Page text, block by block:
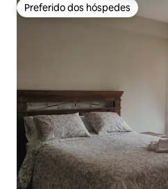
Preferido dos hóspedes
Preferido dos hóspedes